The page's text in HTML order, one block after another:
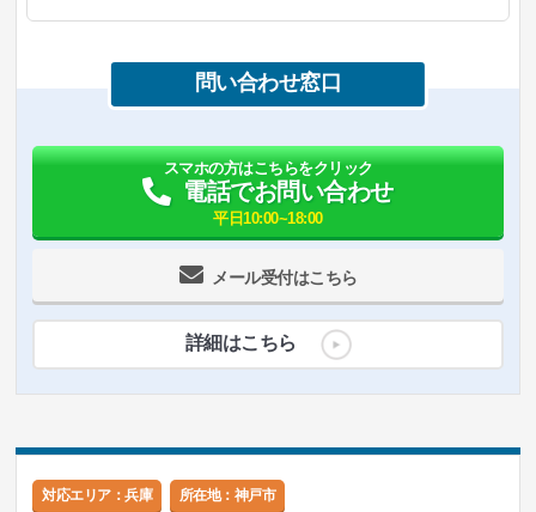
問い合わせ窓口
メール受付はこちら
スマホの方はこちらをクリック
電話でお問い合わせ
平日10:00~18:00
詳細はこちら
対応エリア：兵庫 所在地： 神戸市